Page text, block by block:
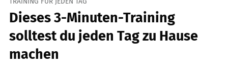
Dieses 3-Minuten-Training
solltest du jeden Tag zu Hause
machen